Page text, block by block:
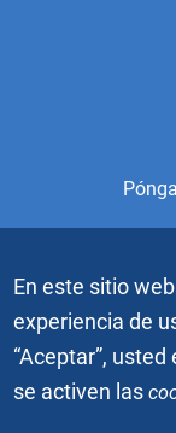
derechos
de Servicios
gráficas sin el
World Services,
En este sitio
experiencia de
“Aceptar”,
se activen las